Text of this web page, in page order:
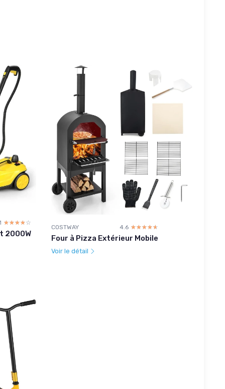
☆☆☆☆☆
★★★★★
2000W
COSTWAY 4.6 ☆☆☆☆☆
★★★★★
Four à Pizza Extérieur Mobile
Voir le détail